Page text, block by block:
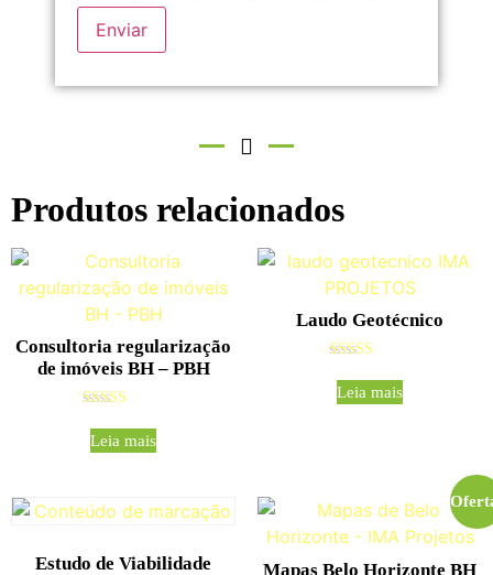
Produtos relacionados
Consultoria regularização
de imóveis BH – PBH
5.00
de 5
Leia mais
Laudo Geotécnico
4.80
de 5
Leia mais
Estudo de Viabilidade
Mapas Belo Horizonte BH